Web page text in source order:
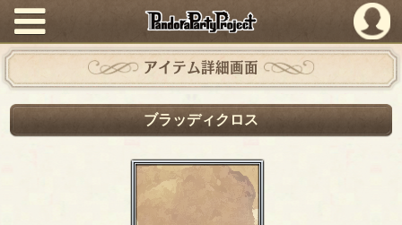
PandoraPartyProject
アイテム詳細画面
ブラッディクロス